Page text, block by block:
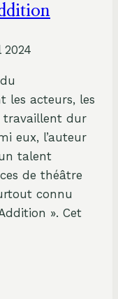
2024
les acteurs, les
travaillent dur
eux, l’auteur
talent
de théâtre
connu
». Cet